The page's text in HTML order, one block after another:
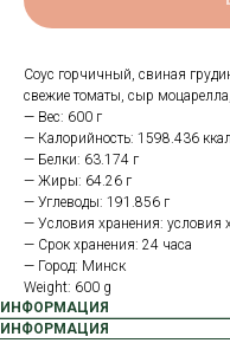
Соус горчичный, свиная
свежие томаты, сыр моцарелла,
— Вес: 600 г
— Калорийность: 1598.436 ккал
— Белки: 63.174 г
— Жиры: 64.26 г
— Углеводы: 191.856 г
— Условия хранения: условия
— Срок хранения: 24 часа
— Город: Минск
Weight: 600 g
ИНФОРМАЦИЯ
ИНФОРМАЦИЯ